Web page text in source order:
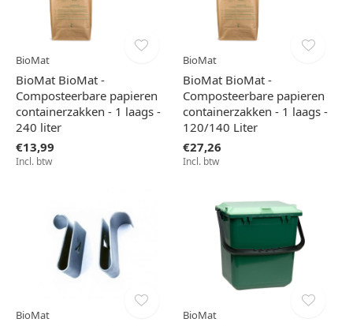
BioMat
BioMat BioMat -
Composteerbare papieren
containerzakken - 1 laags -
240 liter
€13,99
Incl. btw
BioMat
BioMat BioMat -
Composteerbare papieren
containerzakken - 1 laags -
120/140 Liter
€27,26
Incl. btw
BioMat BioMat